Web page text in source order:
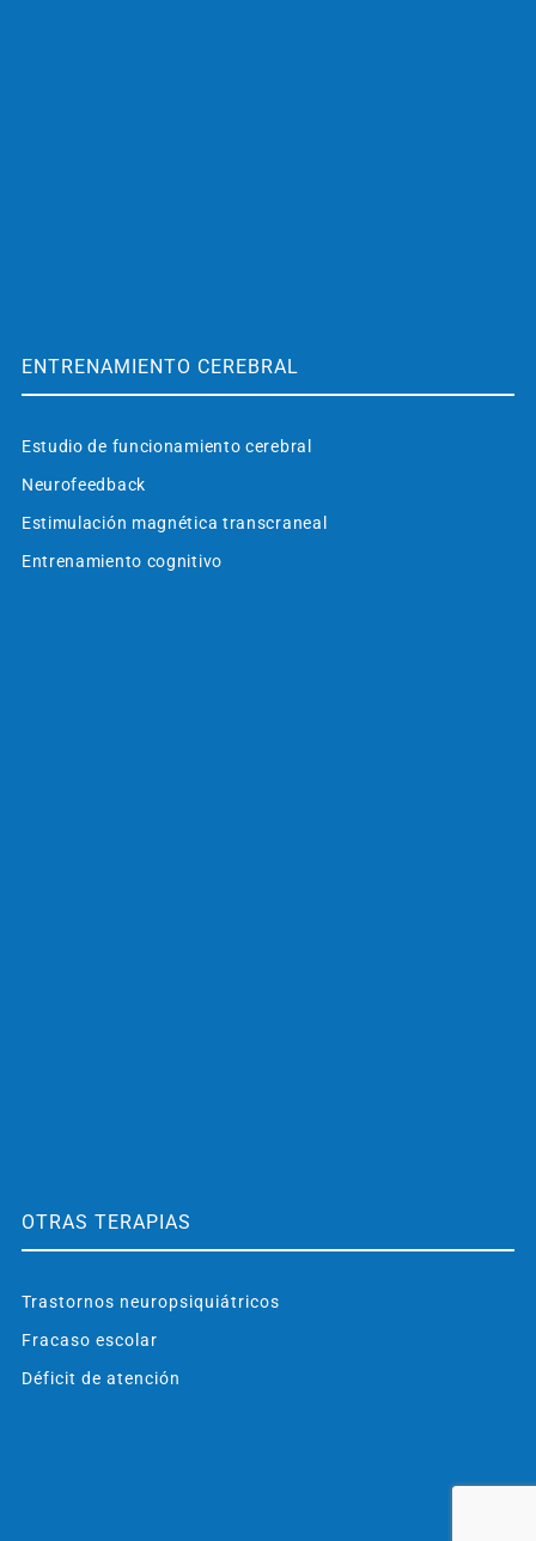
ENTRENAMIENTO CEREBRAL
Estudio de funcionamiento cerebral
Neurofeedback
Estimulación magnética transcraneal
Entrenamiento cognitivo
OTRAS TERAPIAS
Trastornos neuropsiquiátricos
Fracaso escolar
Déficit de atención